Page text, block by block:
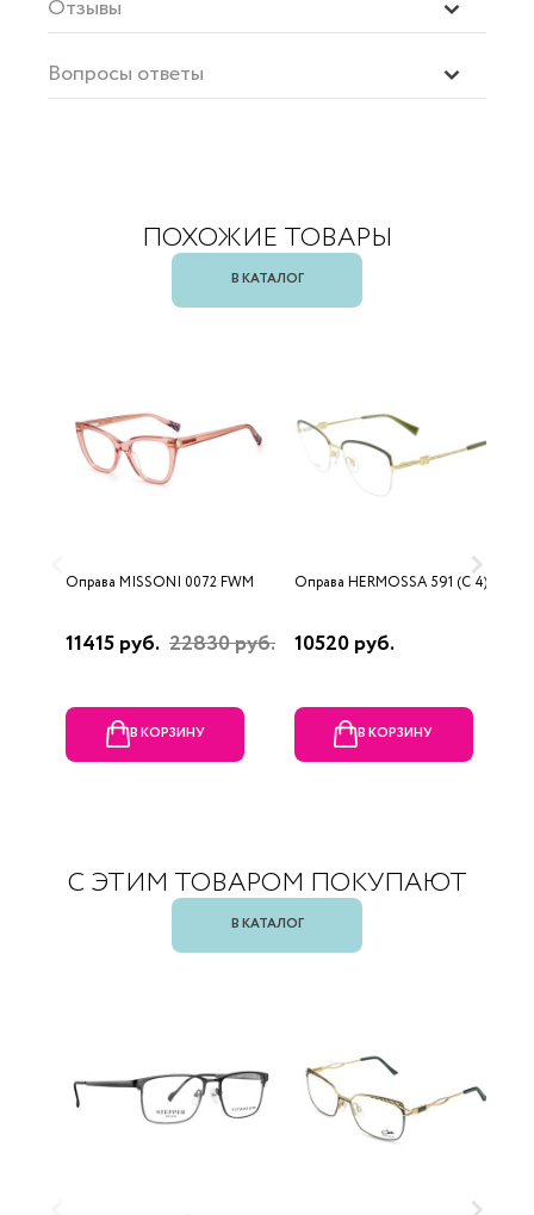
Отзывы
Вопросы ответы
ПОХОЖИЕ ТОВАРЫ
В КАТАЛОГ
Оправа MISSONI 0072 FWM
11415 руб. 22830 руб.
В КОРЗИНУ
Оправа HERMOSSA 591 (C 4)
10520 руб.
В КОРЗИНУ
С ЭТИМ ТОВАРОМ ПОКУПАЮТ
В КАТАЛОГ